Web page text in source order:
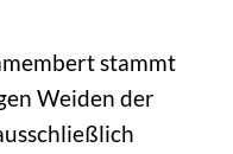
stammt
Weiden der